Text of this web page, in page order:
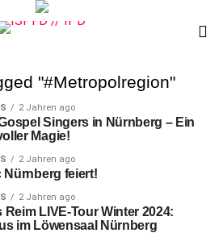
"#Metropolregion"
2 Jahren ago
Singers in Nürnberg – Ein
Magie!
2 Jahren ago
Nürnberg feiert!
2 Jahren ago
Reim LIVE-Tour Winter 2024:
im Löwensaal Nürnberg